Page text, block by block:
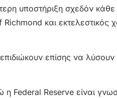
υποστήριξη σχεδόν κάθε
και εκτελεστικός
επίσης να
Reserve είναι